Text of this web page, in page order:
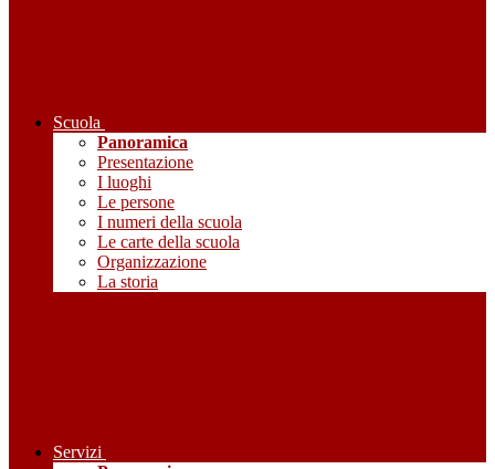
Scuola
Panoramica
Presentazione
I luoghi
Le persone
I numeri della scuola
Le carte della scuola
Organizzazione
La storia
Servizi